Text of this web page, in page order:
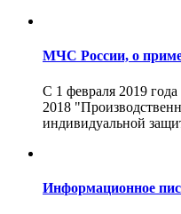
МЧС России, о
С 1 февраля 2019
2018
индивидуальной
Информационное